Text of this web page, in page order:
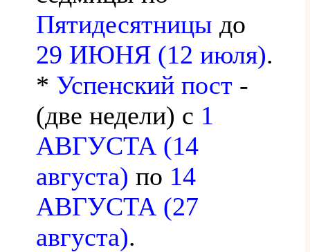
Пятидесятницы до
29 ИЮНЯ (12 июля).
* Успенский пост -
(две недели) с 1
АВГУСТА (14
августа) по 14
АВГУСТА (27
августа).